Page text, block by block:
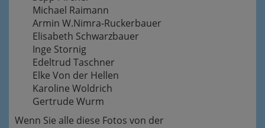
Michael Raimann
Armin W.Nimra-Ruckerbauer
Elisabeth Schwarzbauer
Inge Stornig
Edeltrud Taschner
Elke Von der Hellen
Karoline Woldrich
Gertrude Wurm
Wenn Sie alle diese Fotos von der